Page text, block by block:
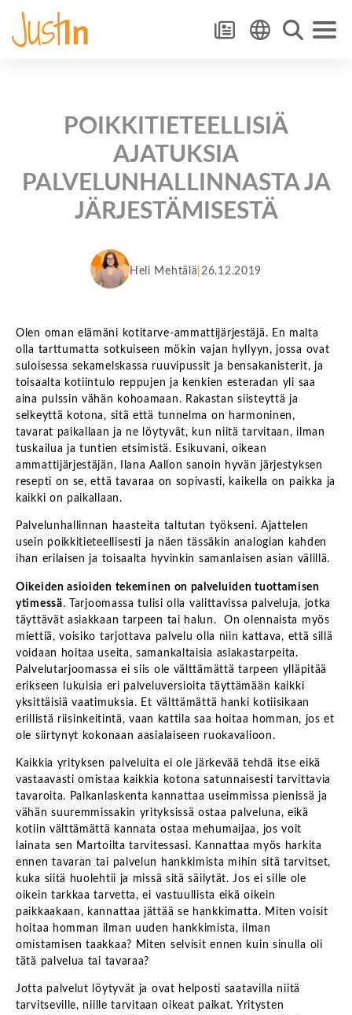
POIKKITIETEELLISIÄ
AJATUKSIA
PALVELUNHALLINNASTA JA
JÄRJESTÄMISESTÄ
Heli Mehtälä 26.12.2019
Olen oman elämäni kotitarve-ammattijärjestäjä. En malta
olla tarttumatta sotkuiseen mökin vajan hyllyyn, jossa ovat
suloisessa sekamelskassa ruuvipussit ja bensakanisterit, ja
toisaalta kotiintulo reppujen ja kenkien esteradan yli saa
aina pulssin vähän kohoamaan. Rakastan siisteyttä ja
selkeyttä kotona, sitä että tunnelma on harmoninen,
tavarat paikallaan ja ne löytyvät, kun niitä tarvitaan, ilman
tuskailua ja tuntien etsimistä. Esikuvani, oikean
ammattijärjestäjän, Ilana Aallon sanoin hyvän järjestyksen
resepti on se, että tavaraa on sopivasti, kaikella on paikka ja
kaikki on paikallaan.
Palvelunhallinnan haasteita taltutan työkseni. Ajattelen
usein poikkitieteellisesti ja näen tässäkin analogian kahden
ihan erilaisen ja toisaalta hyvinkin samanlaisen asian välillä.
Oikeiden asioiden tekeminen on palveluiden tuottamisen
ytimessä. Tarjoomassa tulisi olla valittavissa palveluja, jotka
täyttävät asiakkaan tarpeen tai halun. On olennaista myös
miettiä, voisiko tarjottava palvelu olla niin kattava, että sillä
voidaan hoitaa useita, samankaltaisia asiakastarpeita.
Palvelutarjoomassa ei siis ole välttämättä tarpeen ylläpitää
erikseen lukuisia eri palveluversioita täyttämään kaikki
yksittäisiä vaatimuksia. Et välttämättä hanki kotiisikaan
erillistä riisinkeitintä, vaan kattila saa hoitaa homman, jos et
ole siirtynyt kokonaan aasialaiseen ruokavalioon.
Kaikkia yrityksen palveluita ei ole järkevää tehdä itse eikä
vastaavasti omistaa kaikkia kotona satunnaisesti tarvittavia
tavaroita. Palkanlaskenta kannattaa useimmissa pienissä ja
vähän suuremmissakin yrityksissä ostaa palveluna, eikä
kotiin välttämättä kannata ostaa mehumaijaa, jos voit
lainata sen Martoilta tarvitessasi. Kannattaa myös harkita
ennen tavaran tai palvelun hankkimista mihin sitä tarvitset,
kuka siitä huolehtii ja missä sitä säilytät. Jos ei sille ole
oikein tarkkaa tarvetta, ei vastuullista eikä oikein
paikkaakaan, kannattaa jättää se hankkimatta. Miten voisit
hoitaa homman ilman uuden hankkimista, ilman
omistamisen taakkaa? Miten selvisit ennen kuin sinulla oli
tätä palvelua tai tavaraa?
Jotta palvelut löytyvät ja ovat helposti saatavilla niitä
tarvitseville, niille tarvitaan oikeat paikat. Yritysten